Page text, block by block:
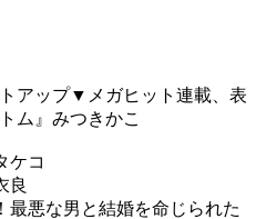
アップ▼メガヒット連載、表
ム』みつきかこ
ケコ
良
最悪な男と結婚を命じられた